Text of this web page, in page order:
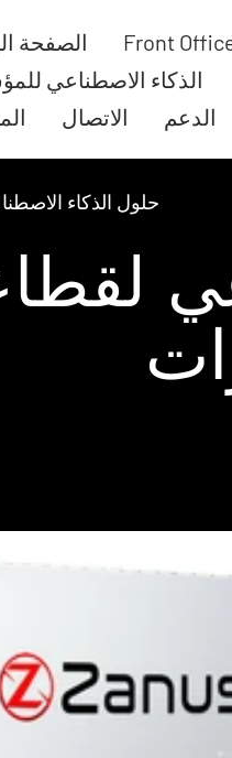
الصفحة Front
الذكاء الاصطناعي
الاتصال الدعم
حلول الذكاء